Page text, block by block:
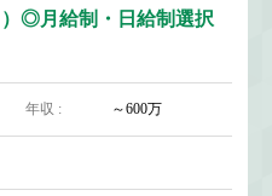
◎月給制・日給制選択
年収 : ～600万